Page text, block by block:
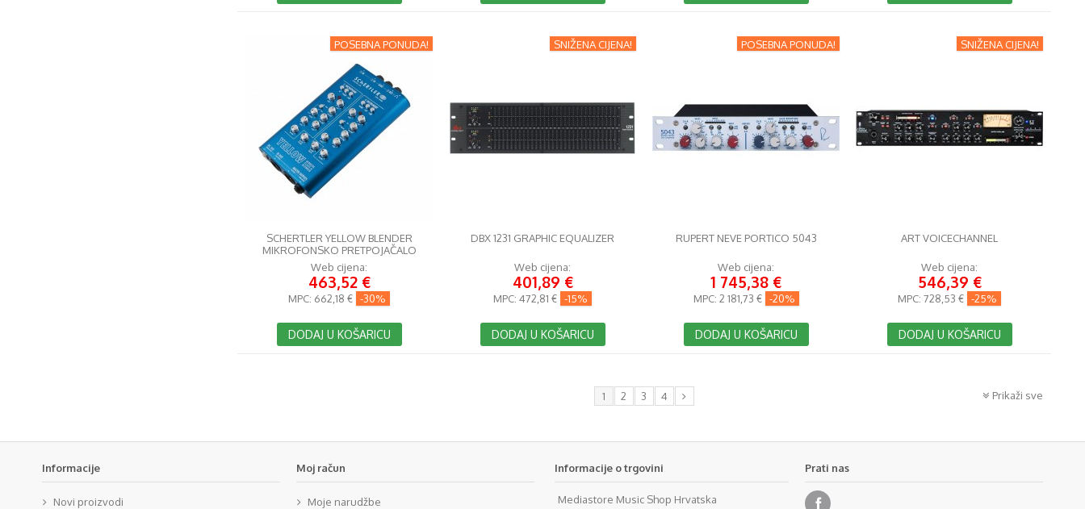
POSEBNA PONUDA!
SCHERTLER YELLOW BLENDER
MIKROFONSKO PRETPOJAČALO
Web cijena:
463,52 €
MPC: 662,18 € -30%
DODAJ U KOŠARICU
SNIŽENA CIJENA!
DBX 1231 GRAPHIC EQUALIZER
Web cijena:
401,89 €
MPC: 472,81 € -15%
DODAJ U KOŠARICU
POSEBNA PONUDA!
RUPERT NEVE PORTICO 5043
Web cijena:
1 745,38 €
MPC: 2 181,73 € -20%
DODAJ U KOŠARICU
SNIŽENA CIJENA!
ART VOICECHANNEL
Web cijena:
546,39 €
MPC: 728,53 € -25%
DODAJ U KOŠARICU
Prikaži sve
1 2 3 4
Informacije
Novi proizvodi
Moj račun
Moje narudžbe
Informacije o trgovini
Mediastore Music Shop Hrvatska
Prati nas